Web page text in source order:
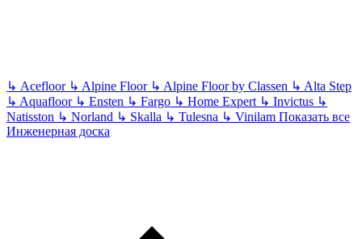
↳ Acefloor ↳ Alpine Floor ↳ Alpine Floor by Classen ↳ Alta Step
↳ Aquafloor ↳ Ensten ↳ Fargo ↳ Home Expert ↳ Invictus ↳
Natisston ↳ Norland ↳ Skalla ↳ Tulesna ↳ Vinilam Показать все
Инженерная доска